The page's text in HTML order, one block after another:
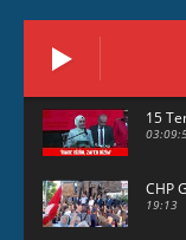
15
CHP
19:13